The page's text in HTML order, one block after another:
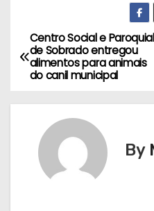
N
a
v
Centro Social e Paroquial
de Sobrado entregou
alimentos para animais
do canil municipal
By